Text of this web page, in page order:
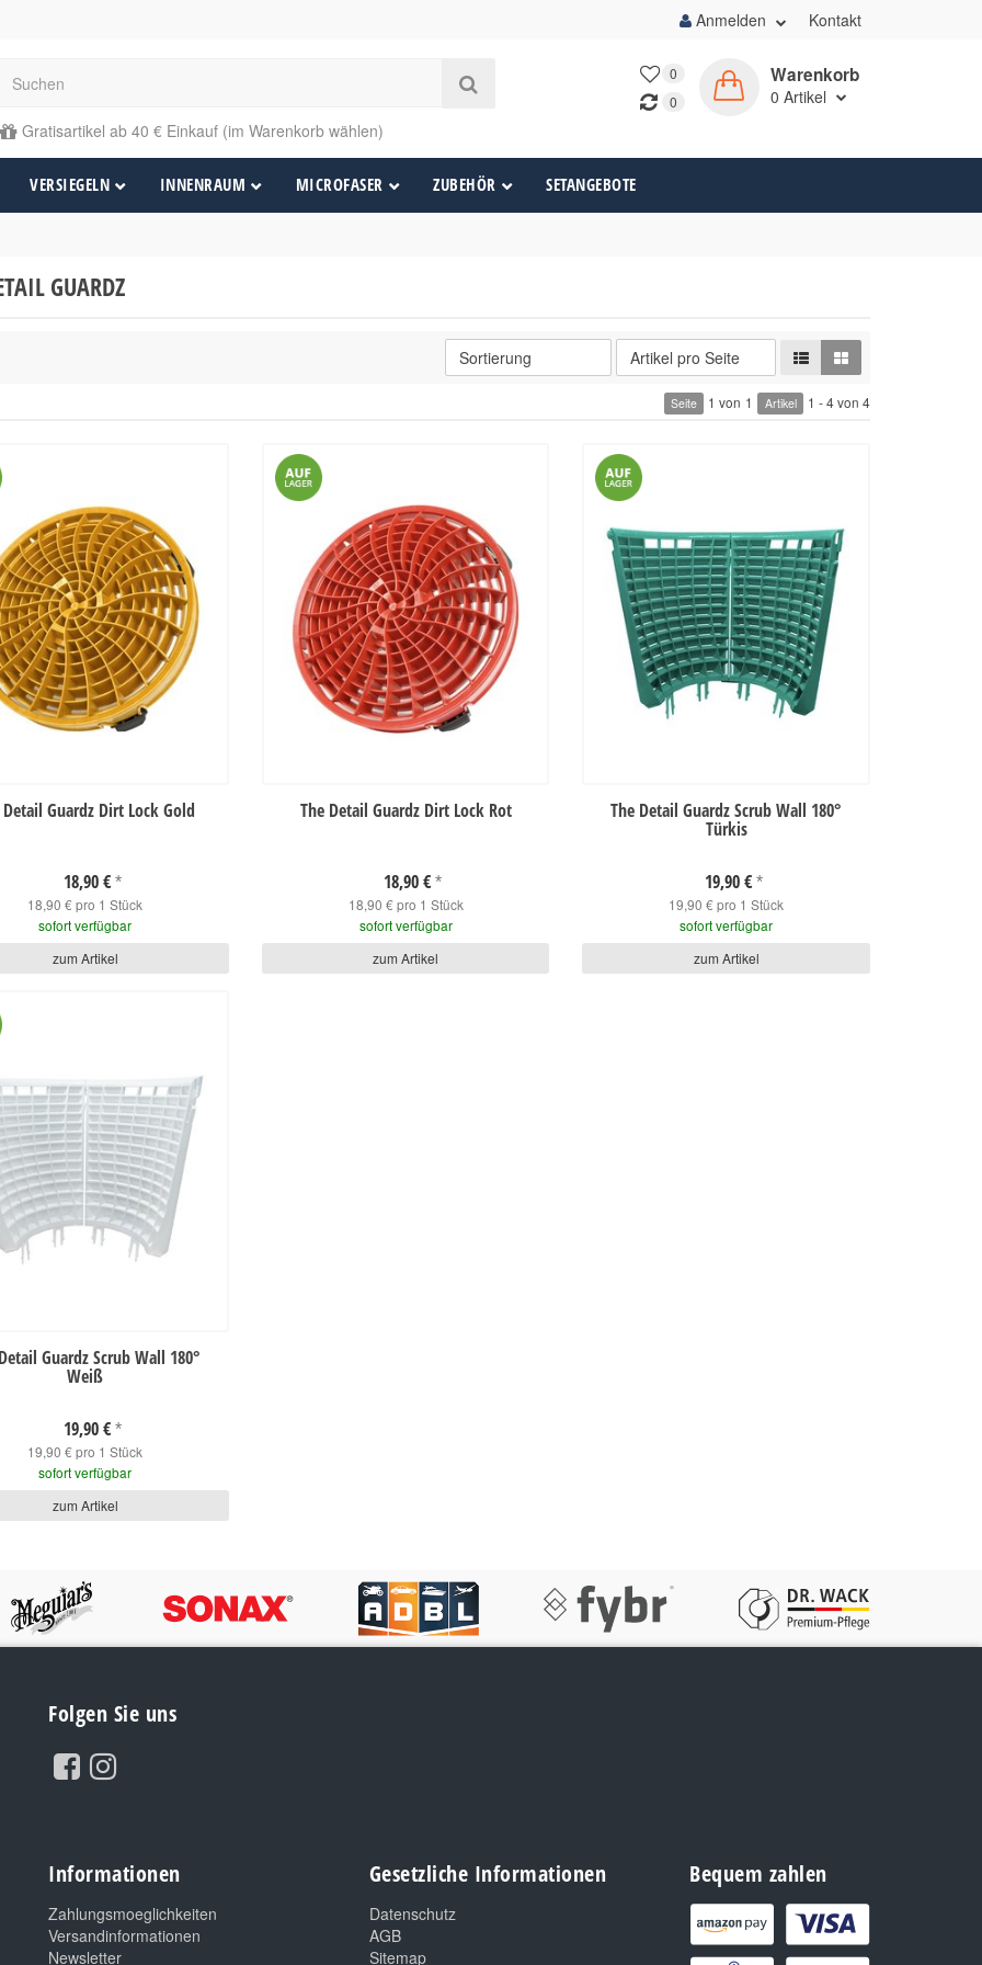
Anmelden Kontakt
Gratisartikel ab 40 € Einkauf (im Warenkorb wählen)
0
0
Warenkorb
0 Artikel
VERSIEGELN INNENRAUM MICROFASER ZUBEHÖR SETANGEBOTE
GUARDZ
Seite 1 von 1 Artikel 1 - 4 von 4
Detail Guardz Dirt Lock Gold
18,90 € *
18,90 € pro 1 Stück
sofort verfügbar
zum Artikel
The Detail Guardz Dirt Lock Rot
18,90 € *
18,90 € pro 1 Stück
sofort verfügbar
zum Artikel
The Detail Guardz Scrub Wall 180°
Türkis
19,90 € *
19,90 € pro 1 Stück
sofort verfügbar
zum Artikel
Guardz Scrub Wall 180°
Weiß
19,90 € *
19,90 € pro 1 Stück
sofort verfügbar
zum Artikel
Folgen Sie uns
Informationen
Zahlungsmoeglichkeiten
Versandinformationen
Newsletter
Gesetzliche Informationen
Datenschutz
AGB
Sitemap
Bequem zahlen